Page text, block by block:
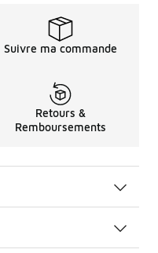
Suivre ma commande
Retours &
Remboursements